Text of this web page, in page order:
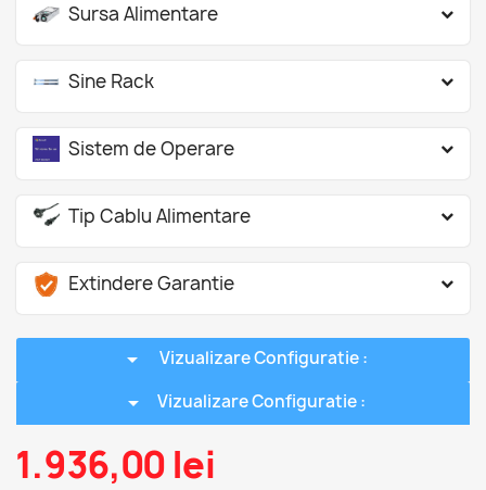
Sursa Alimentare
Sine Rack
Sistem de Operare
Tip Cablu Alimentare
Extindere Garantie
arrow_drop_down Vizualizare Configuratie :
arrow_drop_down Vizualizare Configuratie :
1.936,00 lei